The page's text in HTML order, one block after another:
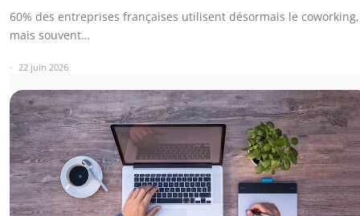
60% des entreprises françaises utilisent désormais le coworking,
mais souvent…
22 juin 2026